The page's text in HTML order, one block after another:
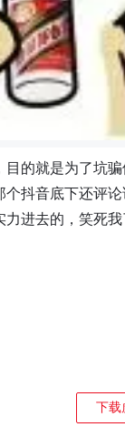
的就是为了坑
抖音底下还评
进去的，笑死
下载